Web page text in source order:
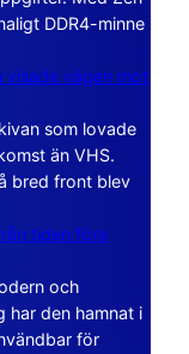
DDR4-minne
visade vägen mot
som lovade
än VHS.
bred front blev
tiden före
och
den hamnat i
för